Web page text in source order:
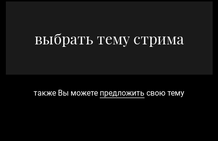
выбрать тему стрима
также Вы можете предложить свою тему